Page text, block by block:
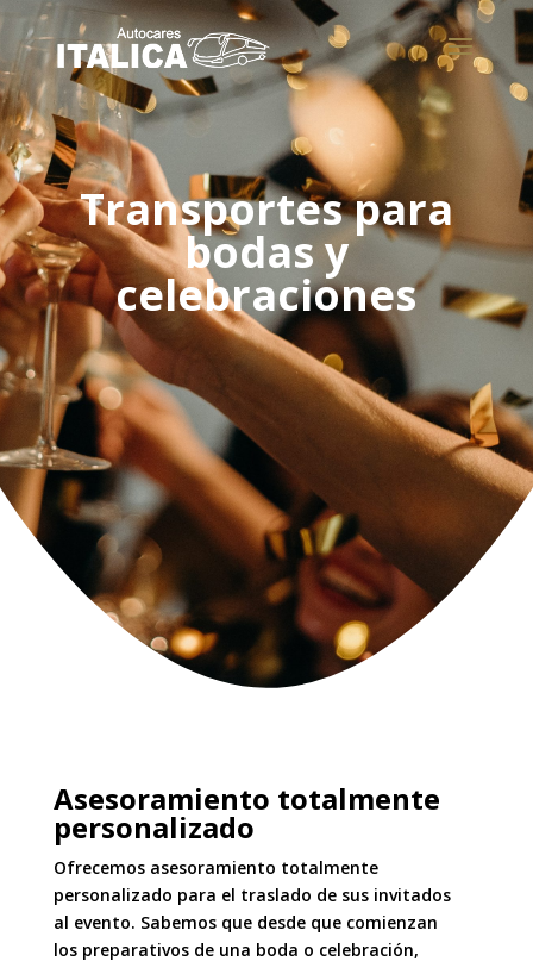
Transportes para
bodas y
celebraciones
Asesoramiento totalmente
personalizado
Ofrecemos asesoramiento totalmente
personalizado para el traslado de sus invitados
al evento. Sabemos que desde que comienzan
los preparativos de una boda o celebración,